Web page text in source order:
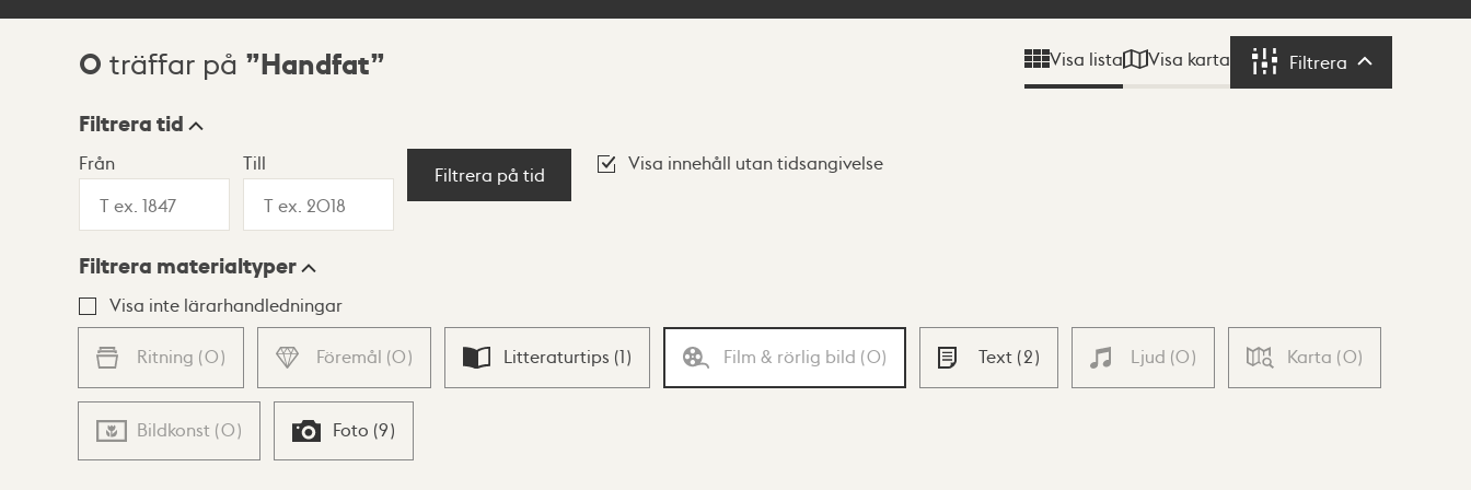
Sökresultat
0 träffar på Handfat Visa lista Visa karta Filtrera Filtrera
Visningsläge
Lista Karta
Filtrera tid
Från Till
Filtrera på tid
Visa innehåll utan tidsangivelse
Filtrera materialtyper
Visa inte lärarhandledningar
Ritning (0) Föremål (0) Litteraturtips (1) Film & rörlig bild (0) Text (2) Ljud (0) Karta (0)
Bildkonst (0) Foto (9)